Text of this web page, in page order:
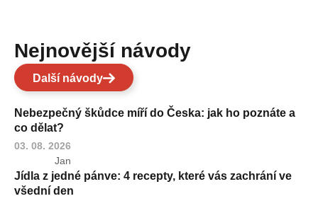
Nejnovější návody
Další návody
Nebezpečný škůdce míří do Česka: jak ho poznáte a
co dělat?
03. 08. 2026
Jan
Jídla z jedné pánve: 4 recepty, které vás zachrání ve
všední den